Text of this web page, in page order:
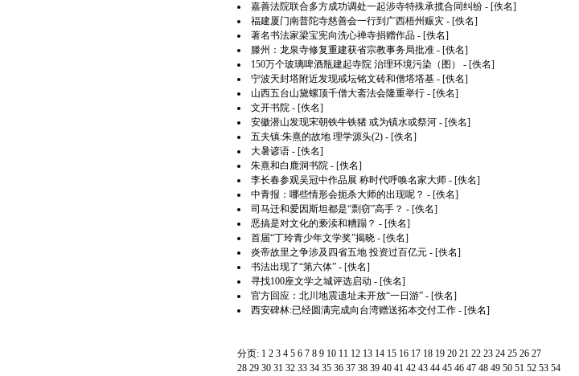
嘉善法院联合多方成功调处一起涉寺特殊承揽合同纠纷 - [佚名]
福建厦门南普陀寺慈善会一行到广西梧州赈灾 - [佚名]
著名书法家梁宝宪向洗心禅寺捐赠作品 - [佚名]
滕州：龙泉寺修复重建获省宗教事务局批准 - [佚名]
150万个玻璃啤酒瓶建起寺院 治理环境污染（图）
- [佚名]
宁波天封塔附近发现戒坛铭文砖和僧塔塔基 - [佚名]
山西五台山黛螺顶千僧大斋法会隆重举行 - [佚名]
文开书院 - [佚名]
安徽潜山发现宋朝铁牛铁猪 或为镇水或祭河 - [佚名]
五夫镇:朱熹的故地 理学源头(2) - [佚名]
大暑谚语 - [佚名]
朱熹和白鹿洞书院 - [佚名]
李长春参观吴冠中作品展 称时代呼唤名家大师 - [佚名]
中青报：哪些情形会扼杀大师的出现呢？ - [佚名]
司马迁和爱因斯坦都是“剽窃”高手？ - [佚名]
恶搞是对文化的亵渎和糟蹋？ - [佚名]
首届“丁玲青少年文学奖”揭晓 - [佚名]
炎帝故里之争涉及四省五地 投资过百亿元 - [佚名]
书法出现了“第六体” - [佚名]
寻找100座文学之城评选启动 - [佚名]
官方回应：北川地震遗址未开放“一日游” - [佚名]
西安碑林:已经圆满完成向台湾赠送拓本交付工作 - [佚名]
分页: 1 2 3 4 5 6 7 8 9 10 11 12 13 14 15 16 17 18 19 20 21 22 23 24 25 26 27
28 29 30 31 32 33 34 35 36 37 38 39 40 41 42 43 44 45 46 47 48 49 50 51 52 53 54